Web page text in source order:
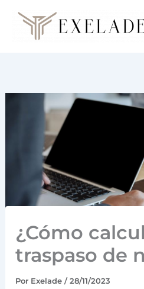
contenido
¿Cómo
traspaso de
Por Exelade/28/11/2023